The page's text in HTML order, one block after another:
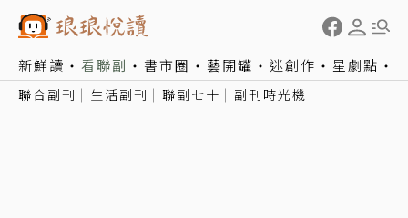
新鮮讀 看聯副 書市圈 藝開罐 迷創作 星劇點
聯合副刊 生活副刊 聯副七十 副刊時光機